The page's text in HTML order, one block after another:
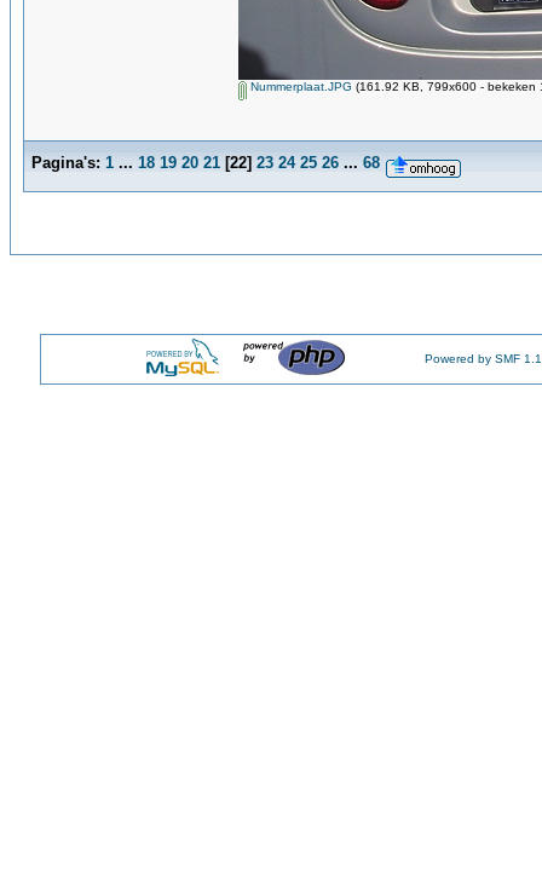
Nummerplaat.JPG (161.92 KB, 799x600 - bekeken
Pagina's: 1 ... 18 19 20 21 [22] 23 24 25 26 ... 68
Powered by SMF